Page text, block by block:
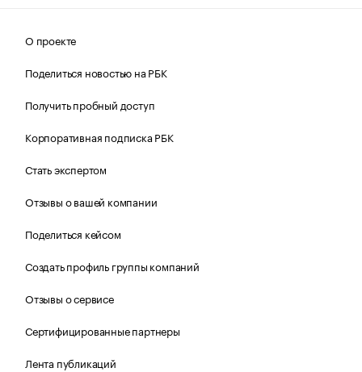
О проекте
Поделиться новостью на РБК
Получить пробный доступ
Корпоративная подписка РБК
Стать экспертом
Отзывы о вашей компании
Поделиться кейсом
Создать профиль группы компаний
Отзывы о сервисе
Сертифицированные партнеры
Лента публикаций